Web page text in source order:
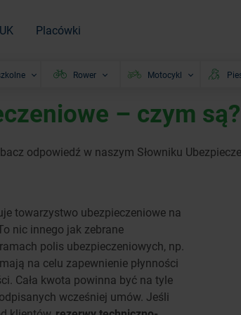
Placówki
Rower Motocykl
– czym są?
odpowiedź w naszym Słowniku
towarzystwo ubezpieczeniowe na
nic innego jak zebrane
polis ubezpieczeniowych, np.
na celu zapewnienie płynności
Cała kwota powinna być na tyle
wcześniej umów. Jeśli